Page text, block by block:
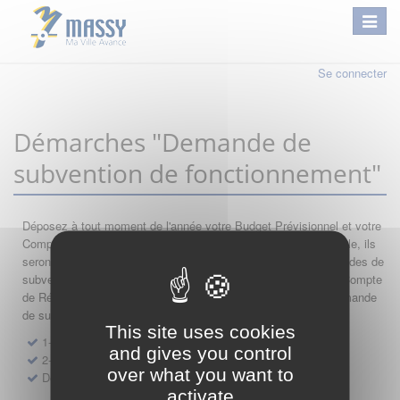
Se connecter
Démarches "Demande de
subvention de fonctionnement"
Déposez à tout moment de l'année votre Budget Prévisionnel et votre
Compte de Résultat : si leur année comptable est encore valable, ils
seront automatiquement réutilisés lors de vos nouvelles demandes de
subvention. Par conséquent merci de saisir dans l'ordre votre Compte
de Résultat, votre Budget Prévisionnel, et de finir par votre demande
de subvention.
1- Dépôt de Compte de Résultat de Fonctionnement
2- Dépôt de Budget Prévisionnel de Fonctionnement
Demande de subvention de fonctionnement 2027
This site uses cookies
and gives you control
over what you want to
activate